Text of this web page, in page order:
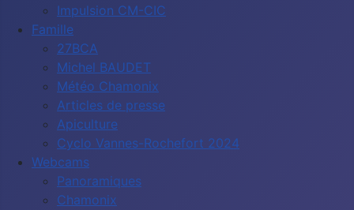
Impulsion CM-CIC
Famille
27BCA
Michel BAUDET
Météo Chamonix
Articles de presse
Apiculture
Cyclo Vannes-Rochefort 2024
Webcams
Panoramiques
Chamonix